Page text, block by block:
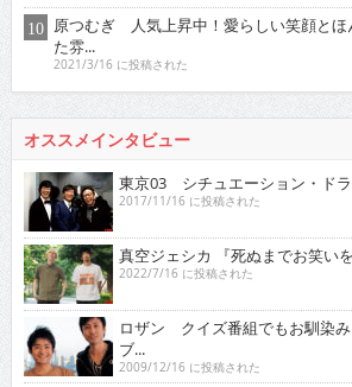
原つむぎ 人気上昇中！愛らしい笑顔とほ
た雰...
2021/3/16 に投稿された
オススメインタビュー
東京03 シチュエーション・ド
2017/11/16 に投稿された
真空ジェシカ 『死ぬまでお笑い
2022/7/16 に投稿された
ロザン クイズ番組でもお馴染
ブ...
2009/12/16 に投稿された